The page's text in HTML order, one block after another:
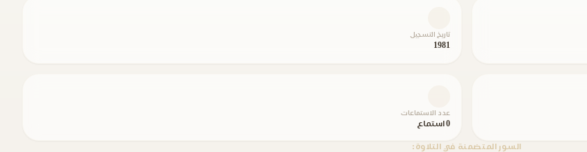
تاريخ التسجيل
1981
عدد الاستماعات
0 استماع
السور المتضمنة في التلاوة: